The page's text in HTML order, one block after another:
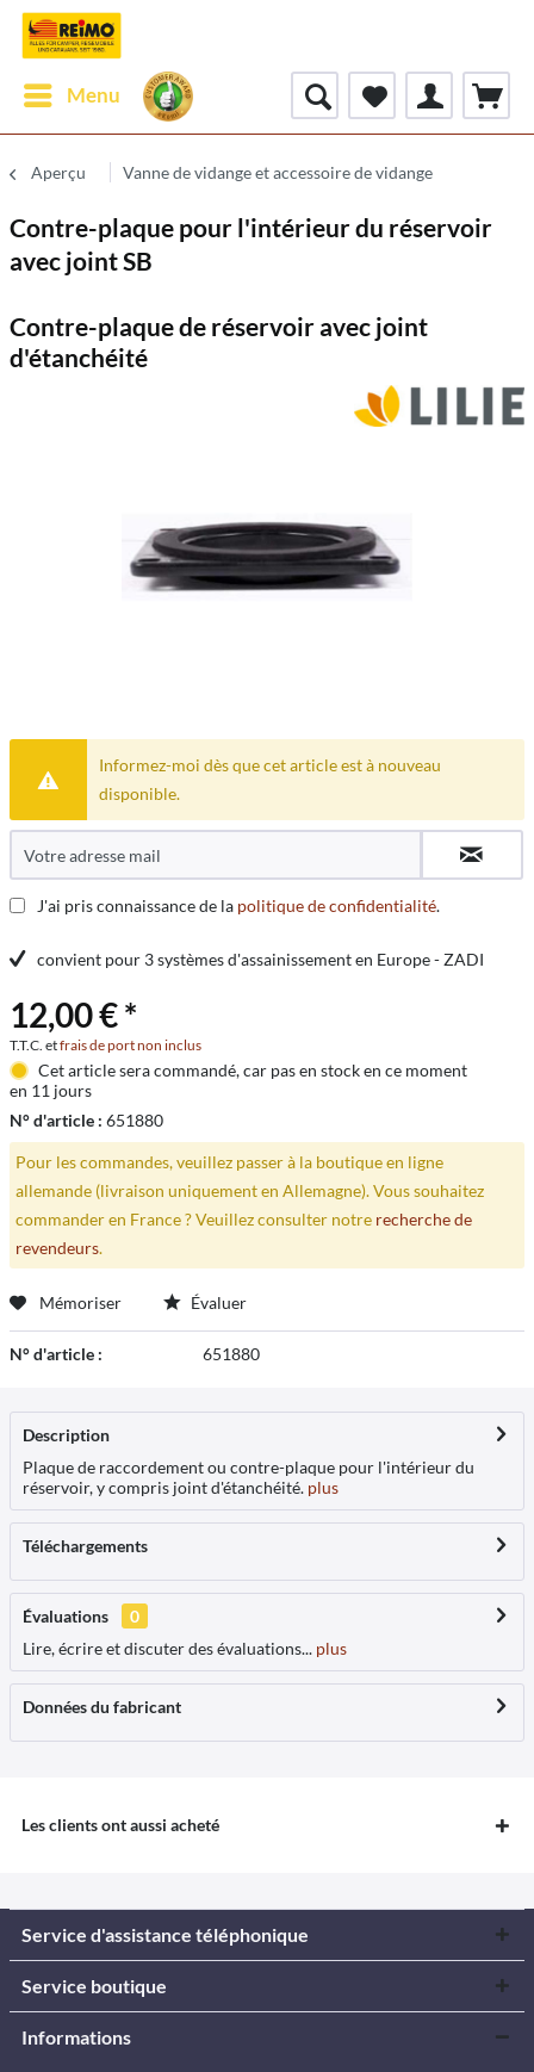
Menu
Aperçu Vanne de vidange et accessoire de vidange
Contre-plaque pour l'intérieur du réservoir
avec joint SB
Contre-plaque de réservoir avec joint
d'étanchéité
Informez-moi dès que cet article est à nouveau
disponible.
J'ai pris connaissance de la politique de confidentialité.
convient pour 3 systèmes d'assainissement en Europe - ZADI
12,00 € *
T.T.C. etfrais de port non inclus
Cet article sera commandé, car pas en stock en ce moment
en 11 jours
N° d'article : 651880
Pour les commandes, veuillez passer à la boutique en ligne
allemande (livraison uniquement en Allemagne). Vous souhaitez
commander en France ? Veuillez consulter notre recherche de
revendeurs.
Mémoriser Évaluer
N° d'article : 651880
Description
Plaque de raccordement ou contre-plaque pour l'intérieur du
réservoir, y compris joint d'étanchéité. plus
Téléchargements
Évaluations
0
Lire, écrire et discuter des évaluations... plus
Données du fabricant
Les clients ont aussi acheté
Service d'assistance téléphonique
Service boutique
Informations